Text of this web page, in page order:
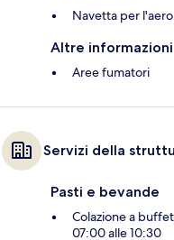
Navetta per
Altre informazioni
Aree fumatori
Servizi della
Pasti e bevande
Colazione a
07:00 alle 10:30